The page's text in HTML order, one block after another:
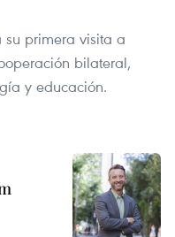
primera visita a
bilateral,
y educación.